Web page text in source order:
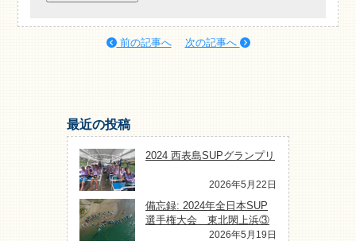
前の記事へ 次の記事へ
最近の投稿
2024 西表島SUPグランプリ
2026年5月22日
備忘録: 2024年全日本SUP
選手権大会 東北閖上浜③
2026年5月19日